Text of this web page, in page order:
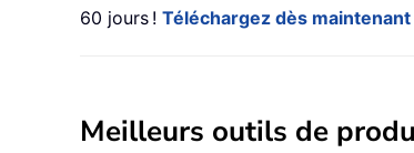
60 jours ! Téléchargez dès maintenant
Meilleurs outils de